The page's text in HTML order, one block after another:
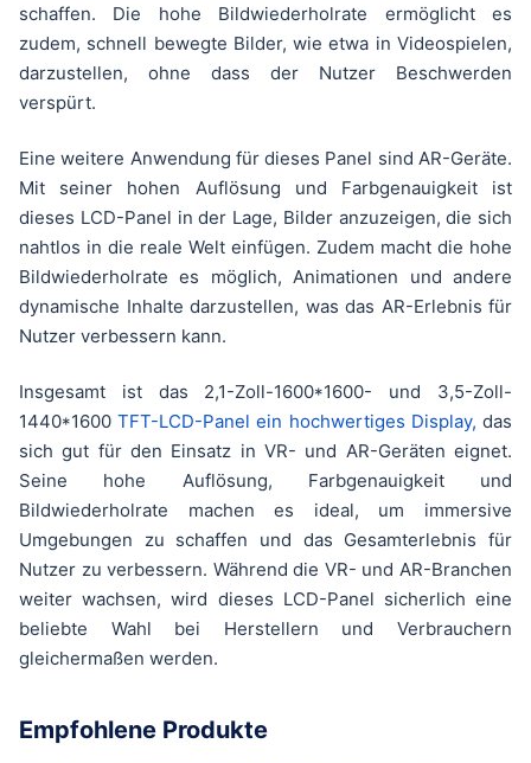
schaffen. Die hohe Bildwiederholrate ermöglicht es
zudem, schnell bewegte Bilder, wie etwa in Videospielen,
darzustellen, ohne dass der Nutzer Beschwerden
verspürt.
Eine weitere Anwendung für dieses Panel sind AR-Geräte.
Mit seiner hohen Auflösung und Farbgenauigkeit ist
dieses LCD-Panel in der Lage, Bilder anzuzeigen, die sich
nahtlos in die reale Welt einfügen. Zudem macht die hohe
Bildwiederholrate es möglich, Animationen und andere
dynamische Inhalte darzustellen, was das AR-Erlebnis für
Nutzer verbessern kann.
Insgesamt ist das 2,1-Zoll-1600*1600- und 3,5-Zoll-
1440*1600TFT-LCD-Panel ein hochwertiges Display, das
sich gut für den Einsatz in VR- und AR-Geräten eignet.
Seine hohe Auflösung, Farbgenauigkeit und
Bildwiederholrate machen es ideal, um immersive
Umgebungen zu schaffen und das Gesamterlebnis für
Nutzer zu verbessern. Während die VR- und AR-Branchen
weiter wachsen, wird dieses LCD-Panel sicherlich eine
beliebte Wahl bei Herstellern und Verbrauchern
gleichermaßen werden.
Empfohlene Produkte